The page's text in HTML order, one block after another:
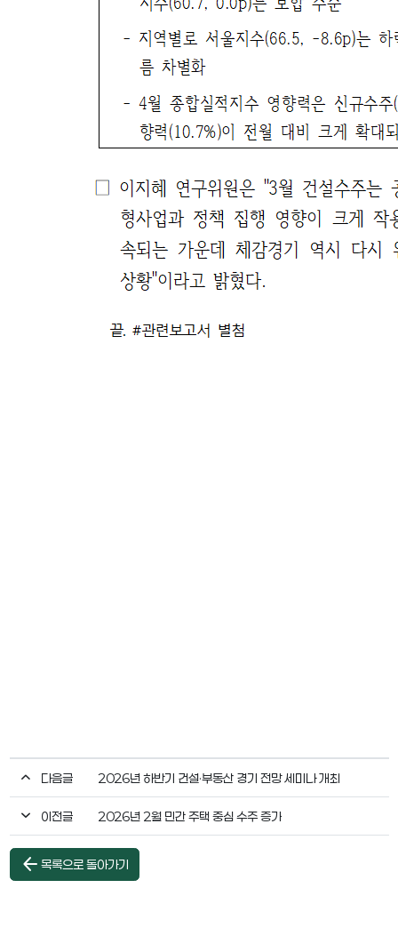
다음글 2026년 하반기 건설·부동산 경기 전망 세미나 개최
이전글 2026년 2월 민간 주택 중심 수주 증가
arrow_back 목록으로 돌아가기